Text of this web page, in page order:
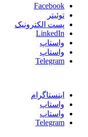
Facebook
توئیتر
پست الکترونیک
LinkedIn
واستاپ
واستاپ
Telegram
اينستاگرام
واستاپ
واستاپ
Telegram